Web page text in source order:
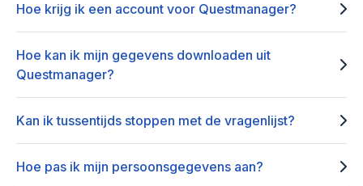
Hoe krijg ik een account voor Questmanager?
Hoe kan ik mijn gegevens downloaden uit
Questmanager?
Kan ik tussentijds stoppen met de vragenlijst?
Hoe pas ik mijn persoonsgegevens aan?